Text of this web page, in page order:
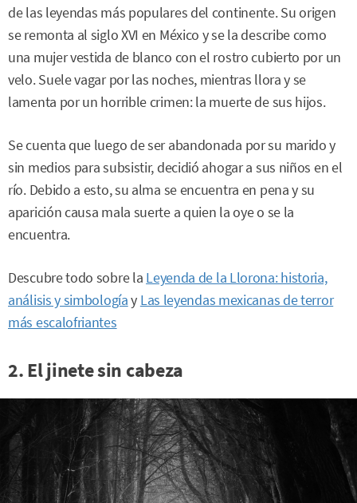
de las leyendas más populares del continente. Su origen
se remonta al siglo XVI en México y se la describe como
una mujer vestida de blanco con el rostro cubierto por un
velo. Suele vagar por las noches, mientras llora y se
lamenta por un horrible crimen: la muerte de sus hijos.
Se cuenta que luego de ser abandonada por su marido y
sin medios para subsistir, decidió ahogar a sus niños en el
río. Debido a esto, su alma se encuentra en pena y su
aparición causa mala suerte a quien la oye o se la
encuentra.
Descubre todo sobre la Leyenda de la Llorona: historia,
análisis y simbologíay Las leyendas mexicanas de terror
más escalofriantes
2. El jinete sin cabeza